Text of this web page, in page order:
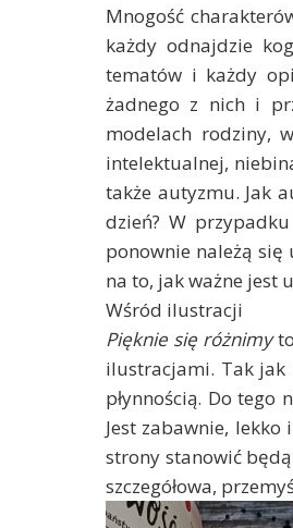
Mnogość
każdy odnajdzie
tematów i każdy
żadnego z nich i
modelach rodziny,
intelektualnej,
także autyzmu. Jak
dzień? W
ponownie należą się
na to, jak ważne jest
Wśród ilustracji
Pięknie się różnimy
ilustracjami. Tak jak
płynnością. Do
Jest zabawnie,
strony stanowić
szczegółowa,